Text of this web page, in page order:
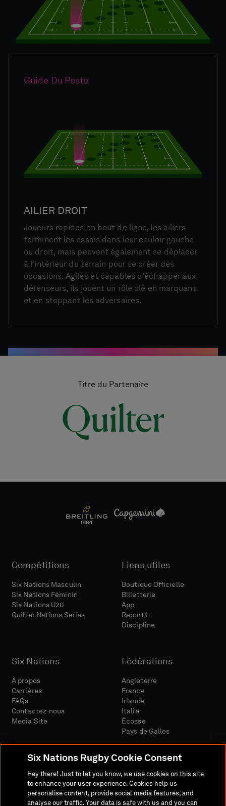
Guide Du Poste
AILIER DROIT
Joueurs rapides en bout de ligne, les ailiers
terminent les essais dans leur couloir gauche
ou droit, mais peuvent également se déplacer
à l'intérieur du terrain pour se créer des
occasions. Agiles et capables d'échapper aux
défenseurs, ils jouent un rôle clé en marquant
et en stoppant les adversaires.
Titre du Partenaire
Compétitions
Six Nations Masculin
Six Nations Féminin
Six Nations U20
Quilter Nations Series
Liens utiles
Boutique Officielle
Billetterie
App
Report It
Discipline
Six Nations
À propos
Carrières
FAQs
Contactez-nous
Media Site
Fédérations
Angleterre
France
Irlande
Italie
Écosse
Pays de Galles
Site MédiaConditions Générales
Six Nations Rugby Cookie Consent
Hey there! Just to let you know, we use cookies on this site
to enhance your user experience. Cookies help us
personalise content, provide social media features, and
analyse our traffic. Your data is safe with us and you can